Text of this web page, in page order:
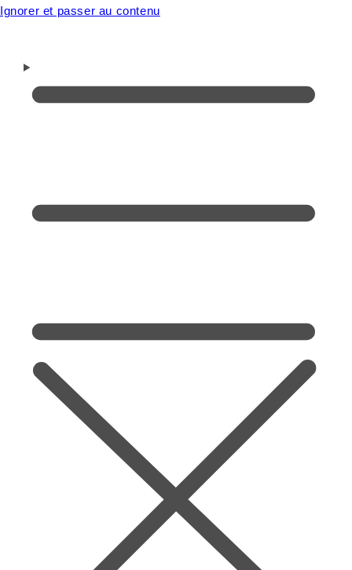
Ignorer et passer au contenu